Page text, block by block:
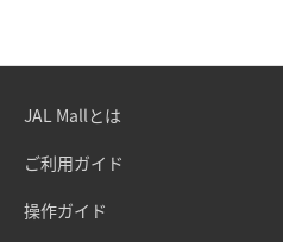
JAL Mallとは
ご利用ガイド
操作ガイド